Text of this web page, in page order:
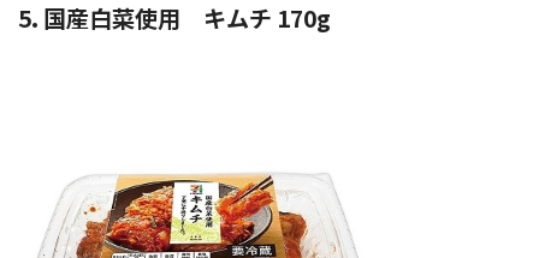
5. 国産白菜使用 キムチ 170g